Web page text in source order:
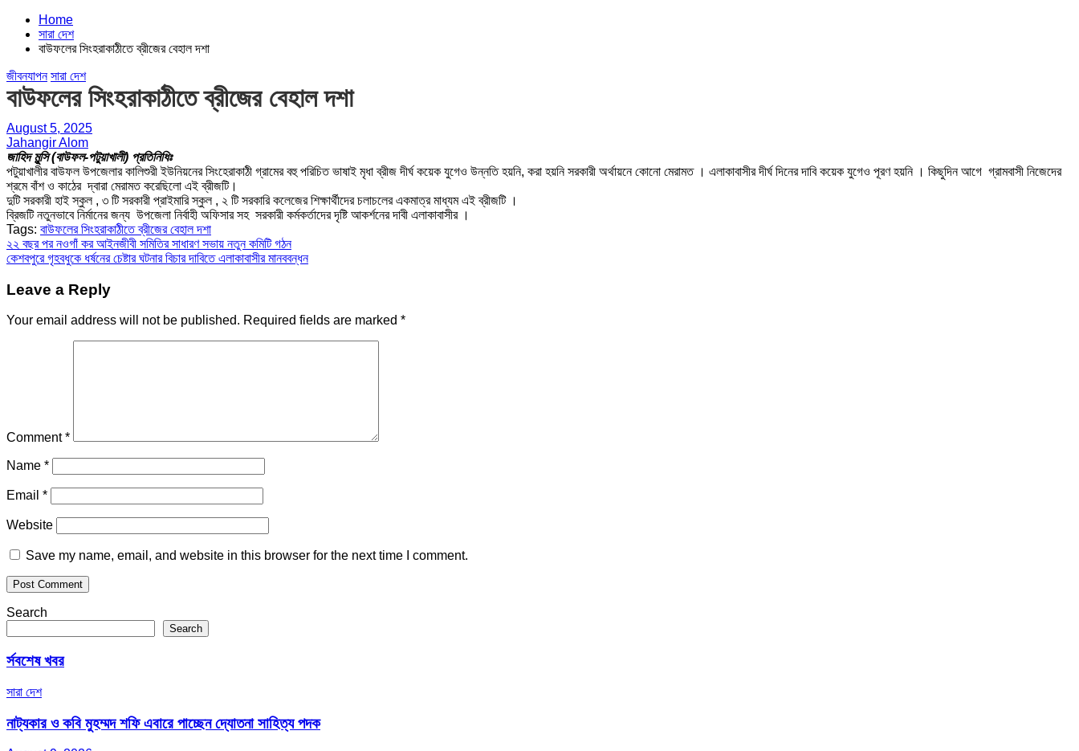
Home
সারা দেশ
বাউফলের সিংহরাকাঠীতে ব্রীজের বেহাল দশা
জীবনযাপন সারা দেশ
বাউফলের সিংহরাকাঠীতে ব্রীজের বেহাল দশা
August 5, 2025
Jahangir Alom
জাহিদ মুন্সি (বাউফল-পটুয়াখালী) প্রতিনিধিঃ
পটুয়াখালীর বাউফল উপজেলার কালিশুরী ইউনিয়নের সিংহেরাকাঠী গ্রামের বহু পরিচিত ভাষাই মৃধা ব্রীজ দীর্ঘ কয়েক যুগেও উন্নতি হয়নি, করা হয়নি সরকারী অর্থায়নে কোনো মেরামত । এলাকাবাসীর দীর্ঘ দিনের দাবি কয়েক যুগেও পূরণ হয়নি । কিছুদিন আগে গ্রামবাসী নিজেদের
শ্রমে বাঁশ ও কাঠের দ্বারা মেরামত করেছিলো এই ব্রীজটি।
দুটি সরকারী হাই স্কুল , ৩ টি সরকারী প্রাইমারি স্কুল , ২ টি সরকারি কলেজের শিক্ষার্থীদের চলাচলের একমাত্র মাধ্যম এই ব্রীজটি ।
ব্রিজটি নতুনভাবে নির্মানের জন্য উপজেলা নির্বাহী অফিসার সহ সরকারী কর্মকর্তাদের দৃষ্টি আকর্শনের দাবী এলাকাবাসীর ।
Tags: বাউফলের সিংহরাকাঠীতে ব্রীজের বেহাল দশা
Post
navigation
২২ বছর পর নওগাঁ কর আইনজীবী সমিতির সাধারণ সভায় নতুন কমিটি গঠন
কেশবপুরে গৃহবধুকে ধর্ষনের চেষ্টার ঘটনার বিচার দাবিতে এলাকাবাসীর মানববন্ধন
Leave a Reply
Your email address will not be published. Required fields are marked *
Comment*
Name *
Email *
Website
Save my name, email, and website in this browser for the next time I comment.
Search
Search
র্সবশেষ খবর
সারা দেশ
নাট্যকার ও কবি মুহম্মদ শফি এবারে পাচ্ছেন দ্যোতনা সাহিত্য পদক